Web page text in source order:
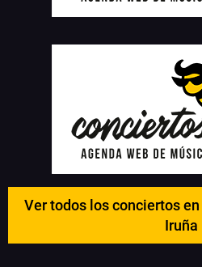
Ver todos los conciertos
Iruña